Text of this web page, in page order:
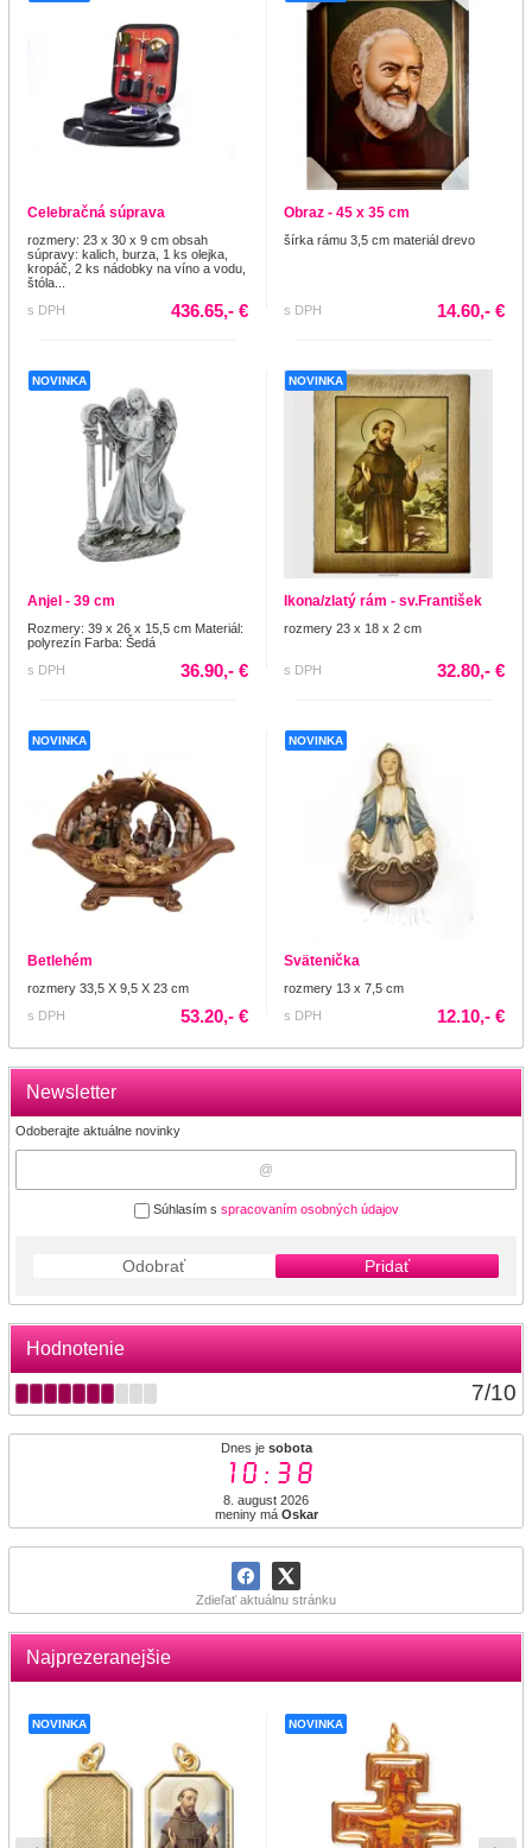
Newsletter
Odoberajte aktuálne novinky
Súhlasím s spracovaním osobných údajov
Odobrať Pridať
Hodnotenie
7/10
Dnes je sobota
10:38
8. august 2026
meniny má Oskar
Zdieľať aktuálnu stránku
Najprezeranejšie
NOVINKA NOVINKA
Celebračná súprava
rozmery: 23 x 30 x 9 cm obsah
súpravy: kalich, burza, 1 ks olejka,
kropáč, 2 ks nádobky na víno a vodu,
štóla...
s DPH
436.65,- €
Obraz - 45 x 35 cm
šírka rámu 3,5 cm materiál drevo
s DPH 14.60,- €
NOVINKA
Anjel - 39 cm
Rozmery: 39 x 26 x 15,5 cm Materiál:
polyrezín Farba: Šedá
s DPH
36.90,- €
NOVINKA
Ikona/zlatý rám - sv.František
rozmery 23 x 18 x 2 cm
s DPH 32.80,- €
NOVINKA
Betlehém
rozmery 33,5 X 9,5 X 23 cm
s DPH
53.20,- €
NOVINKA
Svätenička
rozmery 13 x 7,5 cm
s DPH
12.10,- €